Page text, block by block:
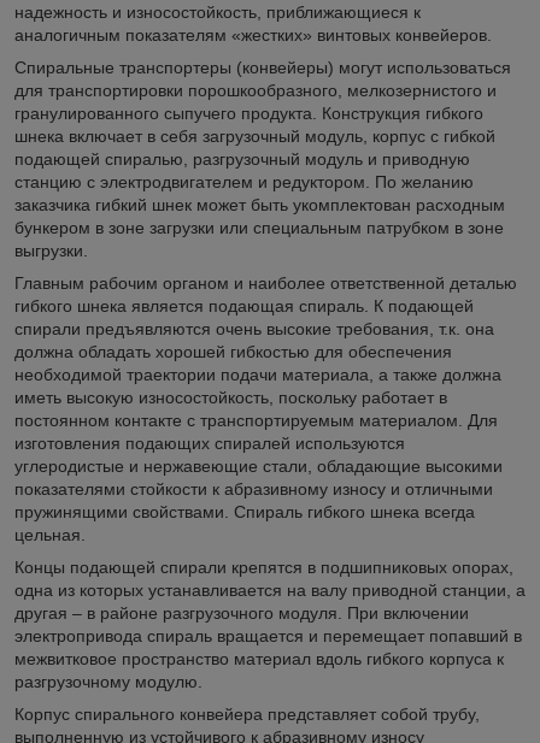
надежность и износостойкость, приближающиеся к
аналогичным показателям «жестких» винтовых конвейеров.
Спиральные транспортеры (конвейеры) могут использоваться
для транспортировки порошкообразного, мелкозернистого и
гранулированного сыпучего продукта. Конструкция гибкого
шнека включает в себя загрузочный модуль, корпус с гибкой
подающей спиралью, разгрузочный модуль и приводную
станцию с электродвигателем и редуктором. По желанию
заказчика гибкий шнек может быть укомплектован расходным
бункером в зоне загрузки или специальным патрубком в зоне
выгрузки.
Главным рабочим органом и наиболее ответственной деталью
гибкого шнека является подающая спираль. К подающей
спирали предъявляются очень высокие требования, т.к. она
должна обладать хорошей гибкостью для обеспечения
необходимой траектории подачи материала, а также должна
иметь высокую износостойкость, поскольку работает в
постоянном контакте с транспортируемым материалом. Для
изготовления подающих спиралей используются
углеродистые и нержавеющие стали, обладающие высокими
показателями стойкости к абразивному износу и отличными
пружинящими свойствами. Спираль гибкого шнека всегда
цельная.
Концы подающей спирали крепятся в подшипниковых опорах,
одна из которых устанавливается на валу приводной станции, а
другая – в районе разгрузочного модуля. При включении
электропривода спираль вращается и перемещает попавший в
межвитковое пространство материал вдоль гибкого корпуса к
разгрузочному модулю.
Корпус спирального конвейера представляет собой трубу,
выполненную из устойчивого к абразивному износу